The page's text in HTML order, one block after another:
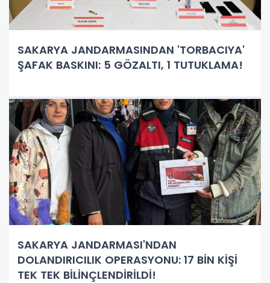
SAKARYA JANDARMASINDAN 'TORBACIYA'
ŞAFAK BASKINI: 5 GÖZALTI, 1 TUTUKLAMA!
SAKARYA JANDARMASI'NDAN
DOLANDIRICILIK OPERASYONU: 17 BİN KİŞİ
TEK TEK BİLİNÇLENDİRİLDİ!